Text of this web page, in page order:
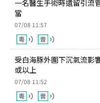
一名醫生手術時遺留引流
當
07/08 11:57
受白海豚外圍下沉氣流影
或以上
07/08 11:52